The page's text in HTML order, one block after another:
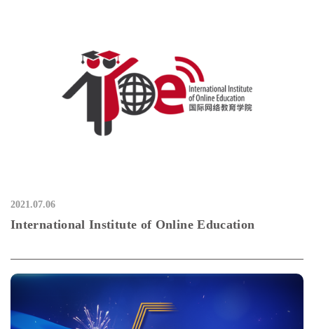
2021.07.06
International Institute of Online Education